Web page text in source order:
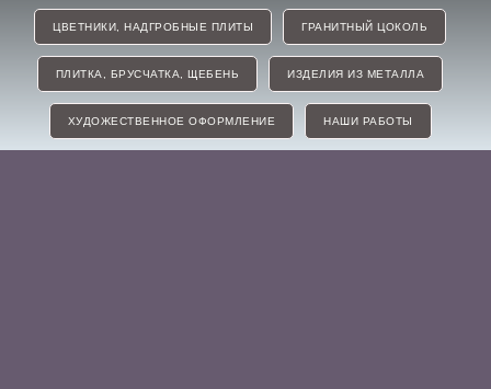
ЦВЕТНИКИ, НАДГРОБНЫЕ ПЛИТЫ ГРАНИТНЫЙ ЦОКОЛЬ
ПЛИТКА, БРУСЧАТКА, ЩЕБЕНЬ ИЗДЕЛИЯ ИЗ МЕТАЛЛА
ХУДОЖЕСТВЕННОЕ ОФОРМЛЕНИЕ НАШИ РАБОТЫ